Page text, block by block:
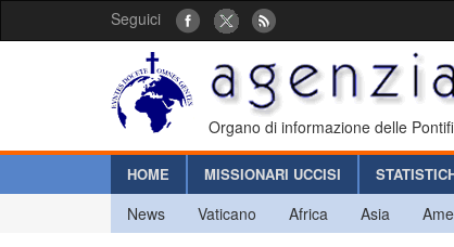
Seguici
Organo di informazione delle
HOME MISSIONARI UCCISI
News Vaticano Africa Asia